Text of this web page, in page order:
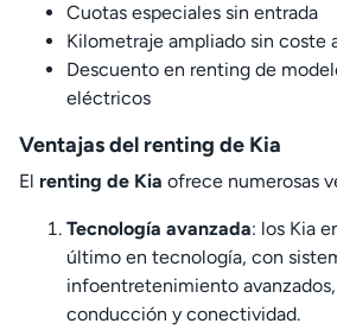
Cuotas especiales sin entrada
Kilometraje ampliado sin coste
Descuento en renting de
eléctricos
Ventajas del renting de Kia
El renting de Kia ofrece numerosas
Tecnología avanzada: los Kia
último en tecnología, con
infoentretenimiento
conducción y conectividad.